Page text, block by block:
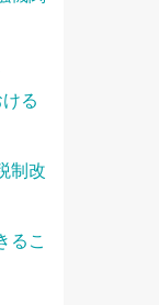
る
制改
るこ